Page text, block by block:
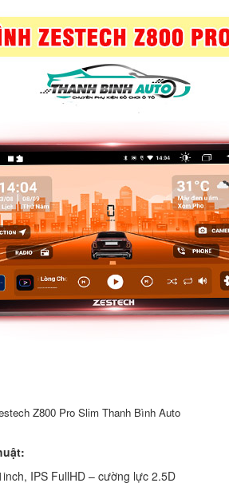
Z800 Pro Slim Thanh Bình Auto
IPS FullHD – cường lực 2.5D